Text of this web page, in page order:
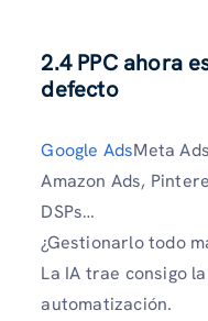
2.4 PPC ahora
defecto
Google AdsMeta
Amazon Ads,
DSPs…
¿Gestionarlo todo
La IA trae consigo
automatización.